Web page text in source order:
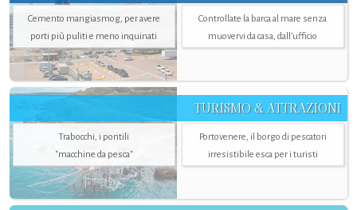
Cemento mangiasmog, per avere
porti più puliti e meno inquinati
Controllate la barca al mare senza
muovervi da casa, dall’ufficio
TURISMO & ATTRAZIONI
Trabocchi, i pontili
"macchine da pesca"
Portovenere, il borgo di pescatori
irresistibile esca per i turisti